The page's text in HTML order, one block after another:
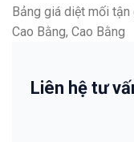
Bảng giá diệt mối
Cao Bằng, Cao Bằng
Liên hệ tư